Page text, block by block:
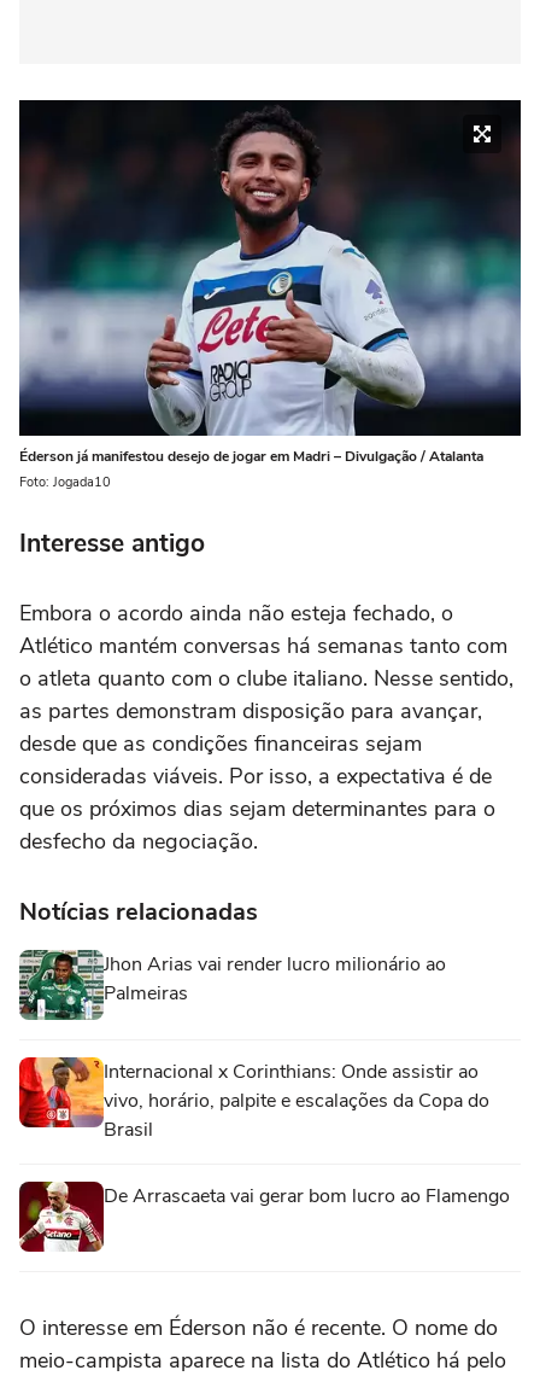
Éderson já manifestou desejo de jogar em Madri – Divulgação / Atalanta
Foto: Jogada10
Interesse antigo
Embora o acordo ainda não esteja fechado, o
Atlético mantém conversas há semanas tanto com
o atleta quanto com o clube italiano. Nesse sentido,
as partes demonstram disposição para avançar,
desde que as condições financeiras sejam
consideradas viáveis. Por isso, a expectativa é de
que os próximos dias sejam determinantes para o
desfecho da negociação.
Notícias relacionadas
Jhon Arias vai render lucro milionário ao
Palmeiras
Internacional x Corinthians: Onde assistir ao
vivo, horário, palpite e escalações da Copa do
Brasil
De Arrascaeta vai gerar bom lucro ao Flamengo
O interesse em Éderson não é recente. O nome do
meio-campista aparece na lista do Atlético há pelo